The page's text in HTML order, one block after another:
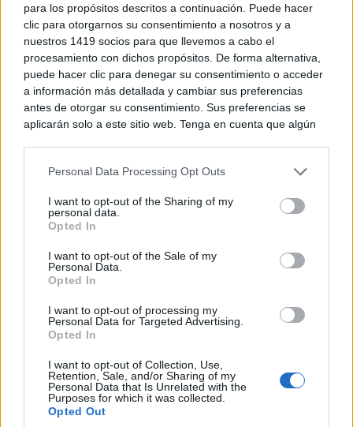
para los propósitos descritos a continuación. Puede hacer
clic para otorgarnos su consentimiento a nosotros y a
nuestros 1419 socios para que llevemos a cabo el
procesamiento con dichos propósitos. De forma alternativa,
puede hacer clic para denegar su consentimiento o acceder
a información más detallada y cambiar sus preferencias
antes de otorgar su consentimiento. Sus preferencias se
aplicarán solo a este sitio web. Tenga en cuenta que algún
rechazar tal procesamiento. Puede cambiar sus preferencias
a este sitio y haciendo clic en el botón "Privacidad" en la
parte inferior de la página web.
Please note that this website/app uses one or more Google
services and may gather and store information including but
not limited to your visit or usage behaviour. You may click to
use your data for below specified purposes in below Google
consent section.
Personal Data Processing Opt Outs
I want to opt-out of the Sharing of my
personal data.
Opted In
I want to opt-out of the Sale of my
Personal Data.
Opted In
I want to opt-out of processing my
Personal Data for Targeted Advertising.
Opted In
I want to opt-out of Collection, Use,
Retention, Sale, and/or Sharing of my
Personal Data that Is Unrelated with the
Purposes for which it was collected.
Opted Out
en este ámbito puede ayudar acrear una cultura
de respeto y empatía, donde la violencia, en
cualquiera de sus formas, no sea tolerada.
Razonadamente reivindicamos un consensuado
para abordar este grave problema de manera integral
partidos políticos se unan en un compromiso firme
los recursos suficientes para implementar programas
y elaborar políticas efectivas.
Insistimos en la necesidad de incluir la
educación
en igualdad de género y prevención de la
violenciaen los currículos escolares desde una edad